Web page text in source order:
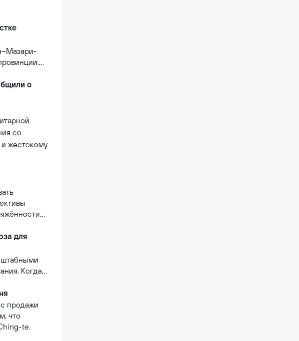
В
о
со
жестокому
для
Когда
продажи
что
te.